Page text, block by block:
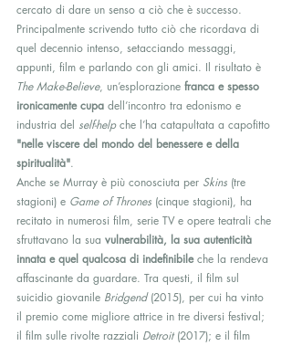
cercato di dare un senso a ciò che è successo.
Principalmente scrivendo tutto ciò che ricordava di
quel decennio intenso, setacciando messaggi,
appunti, film e parlando con gli amici. Il risultato è
The Make-Believe, un’esplorazione franca e spesso
ironicamente cupa dell’incontro tra edonismo e
industria del self-help che l’ha catapultata a capofitto
"nelle viscere del mondo del benessere e della
spiritualità".
Anche se Murray è più conosciuta per Skins (tre
stagioni) e Game of Thrones (cinque stagioni), ha
recitato in numerosi film, serie TV e opere teatrali che
sfruttavano la sua vulnerabilità, la sua autenticità
innata e quel qualcosa di indefinibile che la rendeva
affascinante da guardare. Tra questi, il film sul
suicidio giovanile Bridgend (2015), per cui ha vinto
il premio come migliore attrice in tre diversi festival;
il film sulle rivolte razziali Detroit (2017); e il film